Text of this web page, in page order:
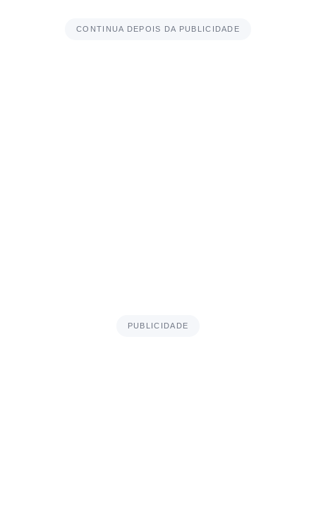
CONTINUA DEPOIS DA PUBLICIDADE
PUBLICIDADE